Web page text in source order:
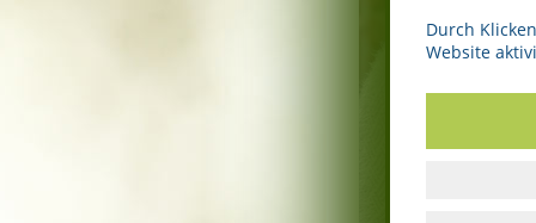
Durch
Website